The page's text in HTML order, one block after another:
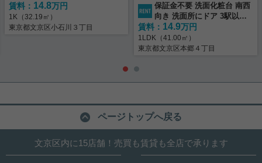
賃料： 14.8万円
1K（32.19㎡）
東京都文京区小石川３丁目
保証金不要 洗面化粧台 南西
向き 洗面所にドア 3駅以上
利用可
賃料： 14.9万円
1LDK（41.00㎡）
東京都文京区本郷４丁目
ページトップへ戻る
文京区内に15店舗！売買も賃貸も全店で承ります